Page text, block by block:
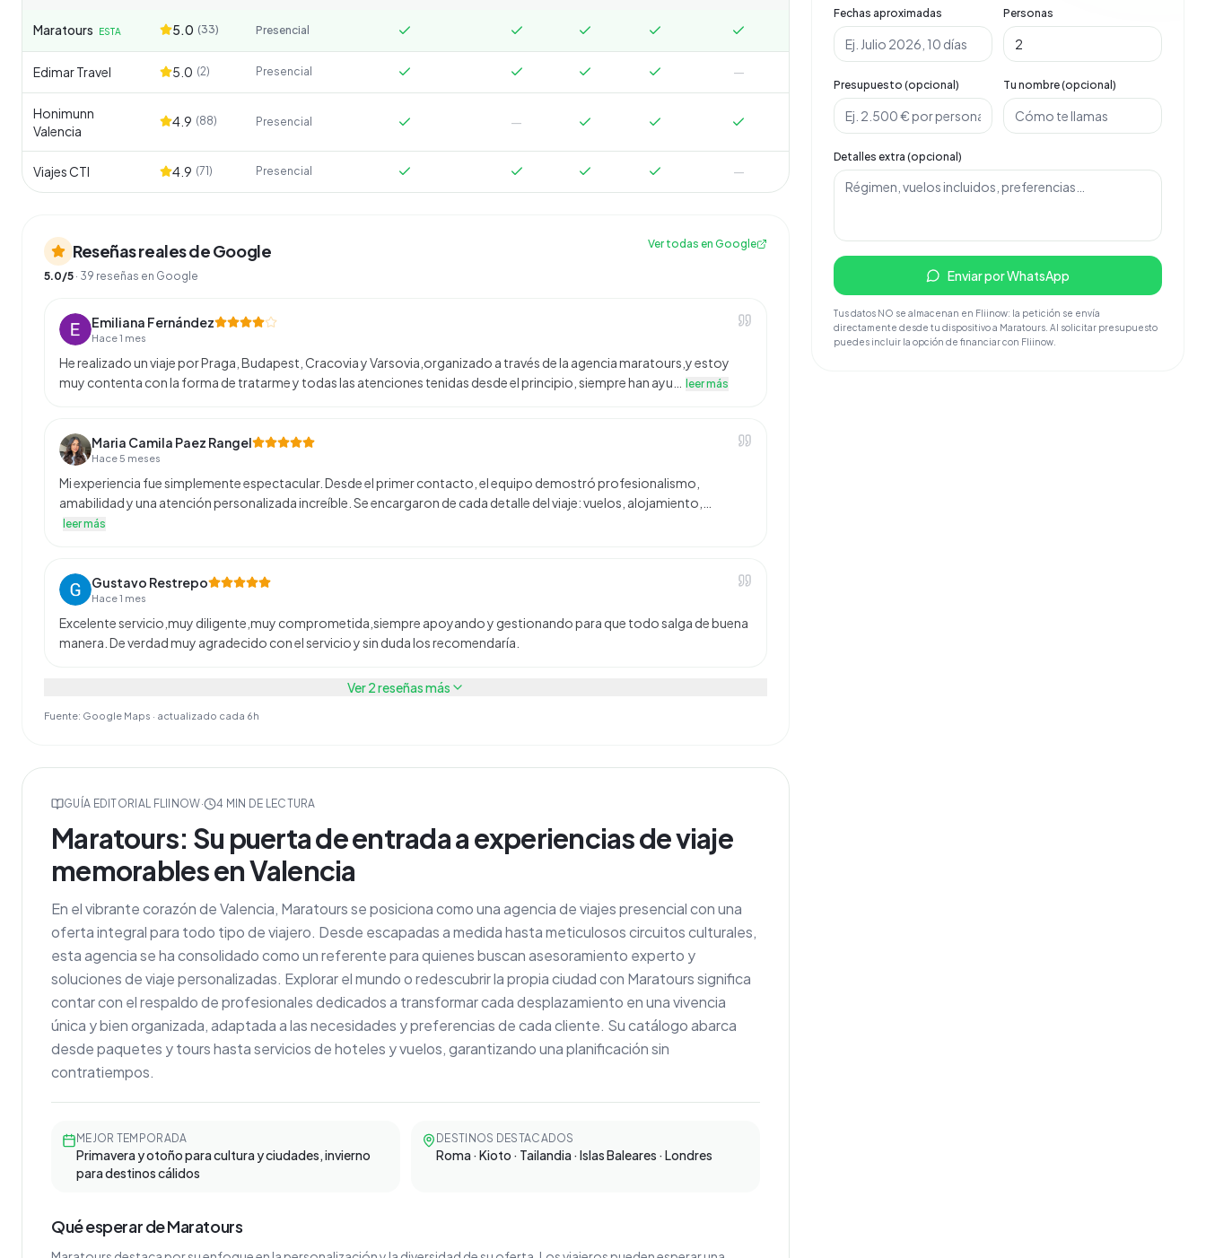
Maratours ESTA 5.0 (33) Presencial
Edimar Travel 5.0 (2) Presencial —
Honimunn
Valencia
4.9 (88) Presencial —
Viajes CTI 4.9 (71) Presencial —
Reseñas reales de Google
5.0/5 · 39 reseñas en Google
Ver todas en Google
Emiliana Fernández
Hace 1 mes
He realizado un viaje por Praga, Budapest, Cracovia y Varsovia,organizado a través de la agencia maratours,y estoy
muy contenta con la forma de tratarme y todas las atenciones tenidas desde el principio, siempre han ayu…
leer más
Maria Camila Paez Rangel
Hace 5 meses
Mi experiencia fue simplemente espectacular. Desde el primer contacto, el equipo demostró profesionalismo,
amabilidad y una atención personalizada increíble. Se encargaron de cada detalle del viaje: vuelos, alojamiento,…
leer más
Gustavo Restrepo
Hace 1 mes
Excelente servicio,muy diligente,muy comprometida,siempre apoyando y gestionando para que todo salga de buena
manera. De verdad muy agradecido con el servicio y sin duda los recomendaría.
Ver2reseñas más
Fuente: Google Maps · actualizado cada 6h
GUÍA EDITORIAL FLIINOW· 4 MIN DE LECTURA
Maratours: Su puerta de entrada a experiencias de viaje
memorables en Valencia
En el vibrante corazón de Valencia, Maratours se posiciona como una agencia de viajes presencial con una
oferta integral para todo tipo de viajero. Desde escapadas a medida hasta meticulosos circuitos culturales,
esta agencia se ha consolidado como un referente para quienes buscan asesoramiento experto y
soluciones de viaje personalizadas. Explorar el mundo o redescubrir la propia ciudad con Maratours significa
contar con el respaldo de profesionales dedicados a transformar cada desplazamiento en una vivencia
única y bien organizada, adaptada a las necesidades y preferencias de cada cliente. Su catálogo abarca
desde paquetes y tours hasta servicios de hoteles y vuelos, garantizando una planificación sin
contratiempos.
MEJOR TEMPORADA
Primavera y otoño para cultura y ciudades, invierno
para destinos cálidos
DESTINOS DESTACADOS
Roma · Kioto · Tailandia · Islas Baleares · Londres
Qué esperar de Maratours
Fechas aproximadas Personas
Presupuesto (opcional) Tu nombre (opcional)
Detalles extra (opcional)
Enviar por WhatsApp
Tus datos NO se almacenan en Fliinow: la petición se envía
directamente desde tu dispositivo a Maratours. Al solicitar presupuesto
puedes incluir la opción de financiar con Fliinow.